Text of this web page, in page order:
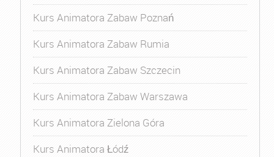
Kurs Animatora Zabaw Poznań
Kurs Animatora Zabaw Rumia
Kurs Animatora Zabaw Szczecin
Kurs Animatora Zabaw Warszawa
Kurs Animatora Zielona Góra
Kurs Animatora Łódź